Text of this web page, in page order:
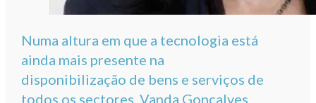
Numa altura em que a tecnologia está
ainda mais presente na
disponibilização de bens e serviços de
todos os sectores, Vanda Gonçalves,